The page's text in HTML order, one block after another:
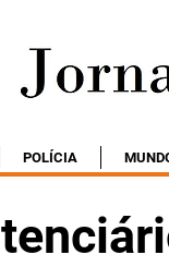
POLÍCIA